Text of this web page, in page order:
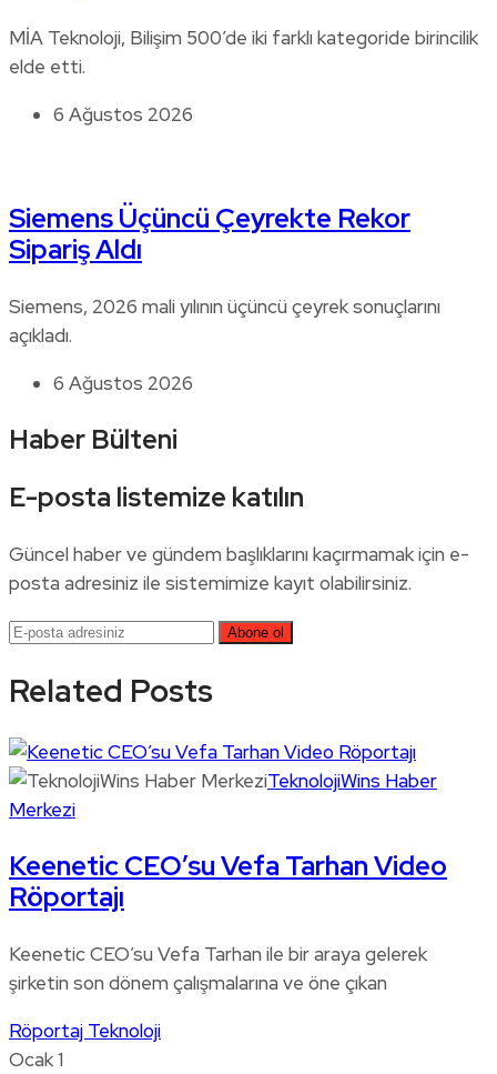
MİA Teknoloji, Bilişim 500’de iki farklı kategoride birincilik
elde etti.
6 Ağustos 2026
Siemens Üçüncü Çeyrekte Rekor
Sipariş Aldı
Siemens, 2026 mali yılının üçüncü çeyrek sonuçlarını
açıkladı.
6 Ağustos 2026
Haber Bülteni
E-posta listemize katılın
Güncel haber ve gündem başlıklarını kaçırmamak için e-
posta adresiniz ile sistemimize kayıt olabilirsiniz.
Related Posts
TeknolojiWins Haber
Merkezi
Keenetic CEO’su Vefa Tarhan Video
Röportajı
Keenetic CEO’su Vefa Tarhan ile bir araya gelerek
şirketin son dönem çalışmalarına ve öne çıkan
Röportaj Teknoloji
Ocak 1